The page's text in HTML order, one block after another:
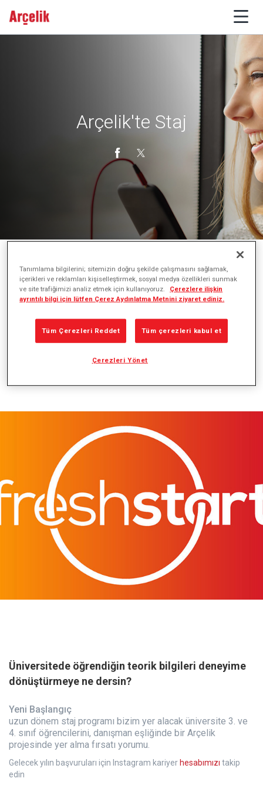
Arçelik'te Staj
Staj programlarımızla birlikte geleceğin iş
dünyasına hazırlıyoruz.
Veri kaynağı iş hayatına hazırlarken, gelecekteki potansiyel
insan kaynağımızı belirlemeyi hedefliyoruz.
Üniversitede öğrendiğin teorik bilgileri deneyime
dönüştürmeye ne dersin?
Yeni Başlangıç
uzun dönem staj programı bizim yer alacak üniversite 3. ve
4. sınıf öğrencilerini, danışman eşliğinde bir Arçelik
projesinde yer alma fırsatı yorumu.
Gelecek yılın başvuruları için Instagram kariyer hesabımızı takip
edin
Tanımlama bilgilerini; sitemizin doğru şekilde çalışmasını sağlamak,
içerikleri ve reklamları kişiselleştirmek, sosyal medya özellikleri sunmak
ve site trafiğimizi analiz etmek için kullanıyoruz.
Çerezlere ilişkin
ayrıntılı bilgi için lütfen Çerez Aydınlatma Metnini ziyaret ediniz.
Tüm Çerezleri Reddet Tüm çerezleri kabul et
Çerezleri Yönet